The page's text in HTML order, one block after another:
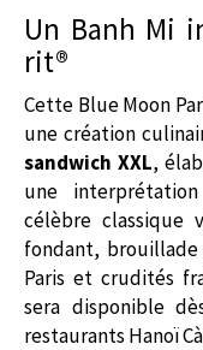
Un Banh Mi
rit®
Cette Blue Moon
une création
sandwich XXL,
une
célèbre classique
fondant, brouillade
Paris et crudités
sera disponible
restaurants Hanoï